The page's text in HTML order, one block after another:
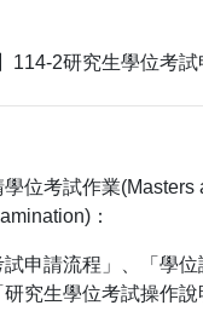
位考試作業(Masters
：
申請流程」、「學位
究生學位考試操作說